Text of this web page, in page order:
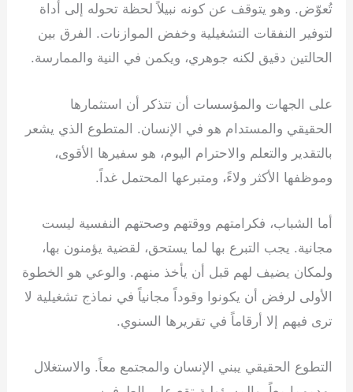
تُعوّض. وهو يتوقف عن كونه نبيلاً لحظة تحوله إلى أداة
لتوفير النفقات التشغيلية وخفض الموازنات. الفرق بين
الحالتين دقيق لكنه جوهري، ويكمن في النية والممارسة.
على الجهات والمؤسسات أن تتذكر أن استثمارها
الحقيقي والمستدام هو في الإنسان. المتطوع الذي يشعر
بالتقدير والتعلم والاحترام اليوم، هو سفيرها الأقوى،
وموظفها الأكثر ولاءً، ومتبرعها المحتمل غداً.
أما الشباب، فكرامتهم ووقتهم وصحتهم النفسية ليست
مجانية. يجب التبرع بها لما يستحق، لقضية يؤمنون بها،
ولمكان يضيف لهم قبل أن يأخذ منهم. والوعي هو الخطوة
الأولى لرفض أن يكونوا وقوداً مجانياً في نماذج تشغيلية لا
ترى فيهم إلا أرقاماً في تقريرها السنوي.
التطوع الحقيقي يبني الإنسان والمجتمع معاً. والاستغلال